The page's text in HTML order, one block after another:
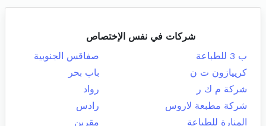
شركات في نفس الإختصاص
ب 3 للطباعة
صفاقس الجنوبية
كرييازون ت ن
باب بحر
شركة م ك ر
رواد
شركة مطبعة لاروس
رادس
المنارة للطباعة
مقرين